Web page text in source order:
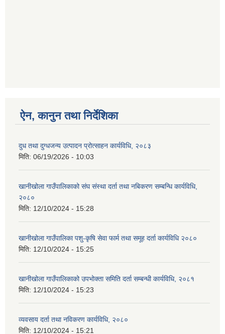
ऐन, कानुन तथा निर्देशिका
दुध तथा दुग्धजन्य उत्पादन प्रोत्साहन कार्यविधि, २०८३
मिति: 06/19/2026 - 10:03
खानीखोला गाउँपालिकाको संघ संस्था दर्ता तथा नबिकरण सम्बन्धि कार्यविधि,
२०८०
मिति: 12/10/2024 - 15:28
खानीखोला गाउँपालिका पशु-कृषि सेवा फार्म तथा समूह दर्ता कार्यविधि २०८०
मिति: 12/10/2024 - 15:25
खानीखोला गाउँपालिकाको उपभोक्ता समिति दर्ता सम्बन्धी कार्यविधि, २०८१
मिति: 12/10/2024 - 15:23
व्यवसाय दर्ता तथा नविकरण कार्यविधि, २०८०
मिति: 12/10/2024 - 15:21